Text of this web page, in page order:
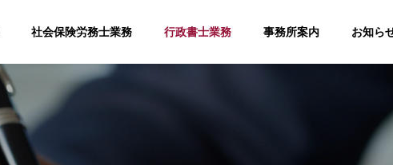
社会保険労務士業務 行政書士業務 事務所案内 お知ら